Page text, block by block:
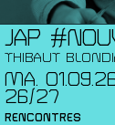
JAP
THIBAUT
MA.
26/27
RENCONTRES